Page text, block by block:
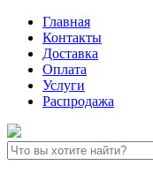
Главная
Контакты
Доставка
Оплата
Услуги
Распродажа